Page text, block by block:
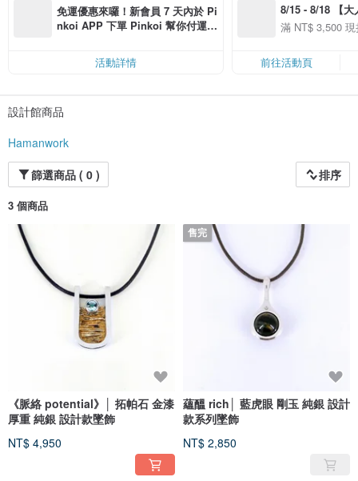
免運優惠來囉！新會員 7 天內於 Pi
nkoi APP 下單 Pinkoi 幫你付運
活動詳情
8/15 - 8/18 【大
季】滿
50
滿 NT$ 3,500
前往活動頁
設計館商品
Hamanwork
篩選商品 ( 0 )
排序
3 個商品
《脈絡 potential》│ 拓帕石 金漆
厚重 純銀 設計款墜飾
NT$ 4,950
售完
蘊醞 rich│ 藍虎眼 剛玉 純銀 設計
款系列墜飾
NT$ 2,850